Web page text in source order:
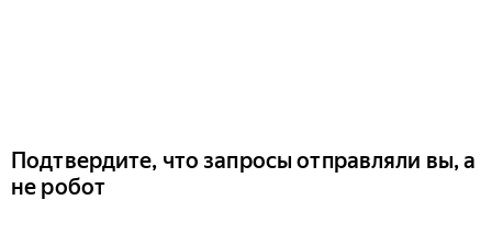
Подтвердите, что запросы отправляли вы, а
не робот